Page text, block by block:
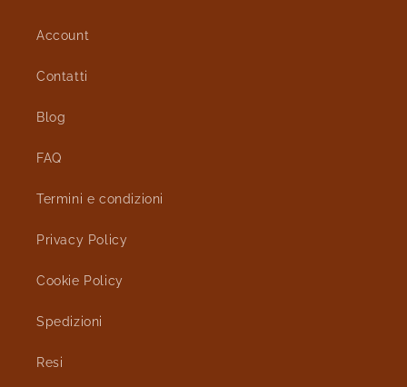
Account
Contatti
Blog
FAQ
Termini e condizioni
Privacy Policy
Cookie Policy
Spedizioni
Resi